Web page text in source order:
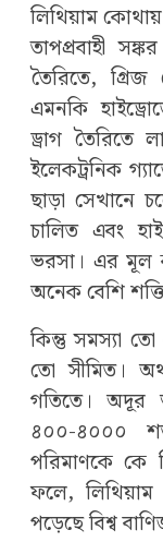
লিথিয়াম
তাপপ্রবাহী
তৈরিতে,
এমনকি
ড্রাগ তৈরিতে
ইলেকট্রনিক
ছাড়া সেখানে
চালিত এবং
ভরসা। এর মূল
অনেক বেশি
কিন্তু সমস্যা
তো সীমিত।
গতিতে। অদূর
৪০০-৪০০০
পরিমাণকে কে
ফলে,
পড়েছে বিশ্ব